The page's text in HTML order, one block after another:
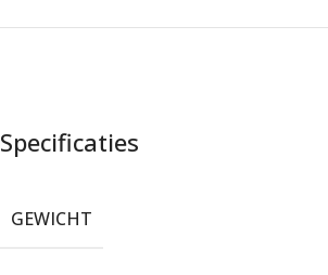
Specificaties
GEWICHT